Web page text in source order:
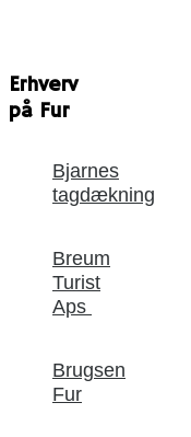
Erhverv
på Fur
Bjarnes
tagdækning
Breum
Turist
Aps
Brugsen
Fur